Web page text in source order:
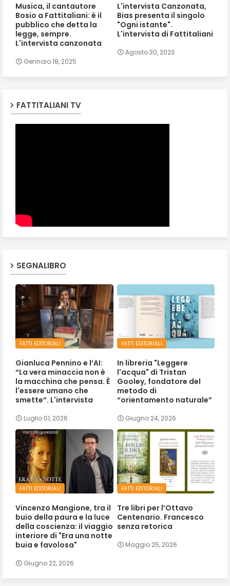
Musica, il cantautore
Bosio a Fattitaliani: è il
pubblico che detta la
legge, sempre.
L'intervista canzonata
Gennaio 18, 2025
L'intervista Canzonata,
Bias presenta il singolo
"Ogni istante".
L'intervista di Fattitaliani
Agosto 30, 2023
FATTITALIANI TV
SEGNALIBRO
FATTI EDITORIALI
Gianluca Pennino e l’AI:
“La vera minaccia non è
la macchina che pensa. È
l'essere umano che
smette”. L'intervista
Luglio 01, 2026
FATTI EDITORIALI
In libreria "Leggere
l'acqua" di Tristan
Gooley, fondatore del
metodo di
“orientamento naturale”
Giugno 24, 2026
FATTI EDITORIALI
Vincenzo Mangione, tra il
buio della paura e la luce
della coscienza: il viaggio
interiore di "Era una notte
buia e favolosa"
Giugno 22, 2026
FATTI EDITORIALI
Tre libri per l’Ottavo
Centenario. Francesco
senza retorica
Maggio 25, 2026